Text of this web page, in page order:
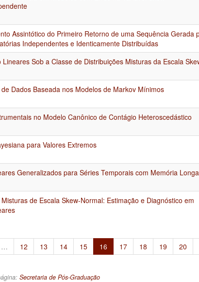
Assintótico do Primeiro Retorno de uma Sequência Gerada
Independentes e Identicamente Distribuídas
Lineares Sob a Classe de Distribuições Misturas da Escala
Dados Baseada nos Modelos de Markov Mínimos
no Modelo Canônico de Contágio Heteroscedástico
para Valores Extremos
Generalizados para Séries Temporais com Memória Longa
de Escala Skew-Normal: Estimação e Diagnóstico em
… 12 13 14 15 16 17 18 19 20
Secretaria de Pós-Graduação